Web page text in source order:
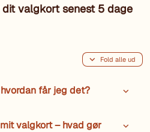
valgkort senest 5 dage
Fold alle ud
får jeg det?
valgkort – hvad gør